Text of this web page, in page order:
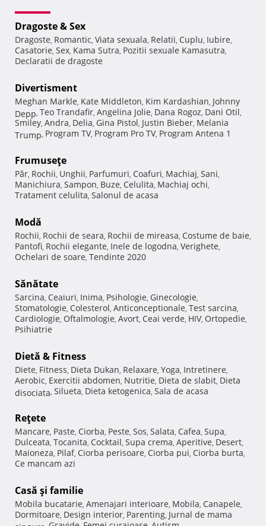
Dragoste & Sex
Dragoste, Romantic, Viata sexuala, Relatii, Cuplu, Iubire,
Casatorie, Sex, Kama Sutra, Pozitii sexuale Kamasutra,
Declaratii de dragoste
Divertisment
Meghan Markle, Kate Middleton, Kim Kardashian, Johnny
Depp, Teo Trandafir, Angelina Jolie, Dana Rogoz, Dani Otil,
Smiley, Andra, Delia, Gina Pistol, Justin Bieber, Melania
Trump, Program TV, Program Pro TV, Program Antena 1
Frumuseţe
Păr, Rochii, Unghii, Parfumuri, Coafuri, Machiaj, Sani,
Manichiura, Sampon, Buze, Celulita, Machiaj ochi,
Tratament celulita, Salonul de acasa
Modă
Rochii, Rochii de seara, Rochii de mireasa, Costume de baie,
Pantofi, Rochii elegante, Inele de logodna, Verighete,
Ochelari de soare, Tendinte 2020
Sănătate
Sarcina, Ceaiuri, Inima, Psihologie, Ginecologie,
Stomatologie, Colesterol, Anticonceptionale, Test sarcina,
Cardiologie, Oftalmologie, Avort, Ceai verde, HIV, Ortopedie,
Psihiatrie
Dietă & Fitness
Diete, Fitness, Dieta Dukan, Relaxare, Yoga, Intretinere,
Aerobic, Exercitii abdomen, Nutritie, Dieta de slabit, Dieta
disociata, Silueta, Dieta ketogenica, Sala de acasa
Reţete
Mancare, Paste, Ciorba, Peste, Sos, Salata, Cafea, Supa,
Dulceata, Tocanita, Cocktail, Supa crema, Aperitive, Desert,
Maioneza, Pilaf, Ciorba perisoare, Ciorba pui, Ciorba burta,
Ce mancam azi
Casă şi familie
Mobila bucatarie, Amenajari interioare, Mobila, Canapele,
Dormitoare, Design interior, Parenting, Jurnal de mama